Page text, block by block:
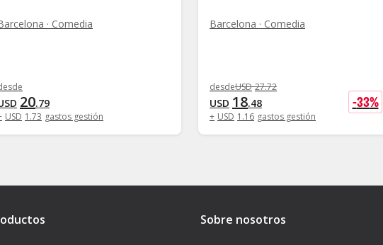
· Comedia
20.79
USD 1 .73 gastos gestión
Barcelona · Comedia
desdeUSD 27.72
USD 18.48
+ USD 1 .16 gastos gestión
-33%
Sobre nosotros